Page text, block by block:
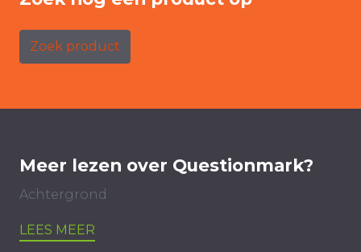
Zoek product
Meer lezen over Questionmark?
Achtergrond
LEES MEER